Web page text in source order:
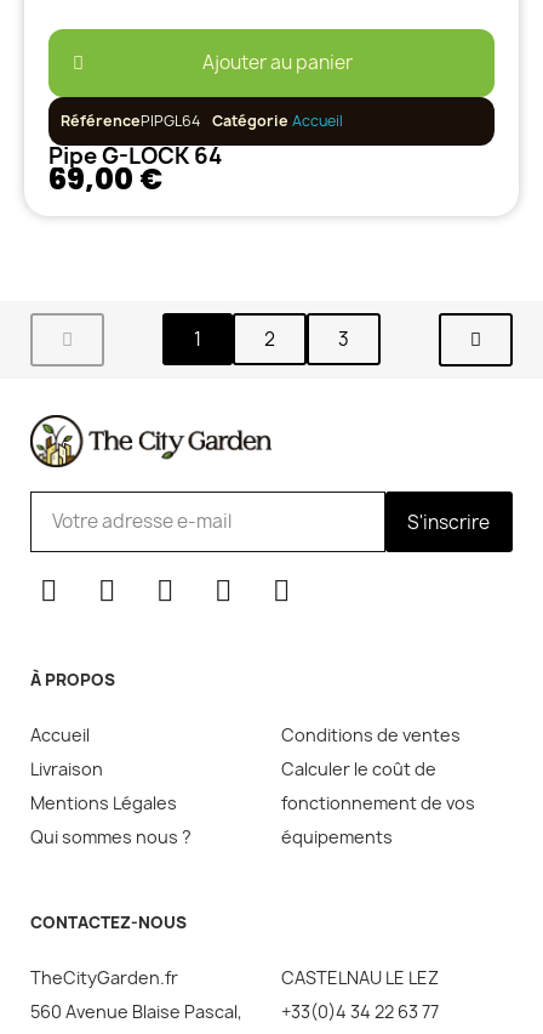
Ajouter au panier
RéférencePIPGL64 Catégorie Accueil
Pipe G-LOCK 64
69,00 €
1 2 3
S'inscrire
À PROPOS
Accueil
Livraison
Mentions Légales
Qui sommes nous ?
Conditions de ventes
Calculer le coût de
fonctionnement de vos
équipements
CONTACTEZ-NOUS
TheCityGarden.fr
560 Avenue Blaise Pascal,
CASTELNAU LE LEZ
+33(0)4 34 22 63 77